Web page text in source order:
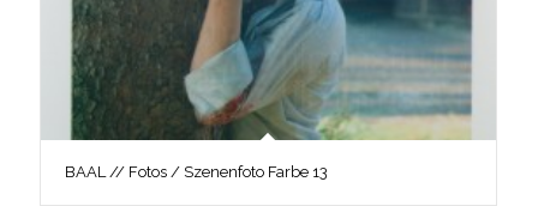
BAAL // Fotos / Szenenfoto Farbe 13